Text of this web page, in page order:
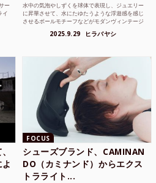
ー
イ
水中の気泡やしずくを球体で表現し、ジュエリー
に昇華させて、水にたゆたうような浮遊感を感じ
させるボールモチーフなどがモダンヴィンテージ
2025.9.29 ヒラバヤシ
FOCUS
シューズブランド、CAMINAN
DO（カミナンド）からエクス
トラライト...